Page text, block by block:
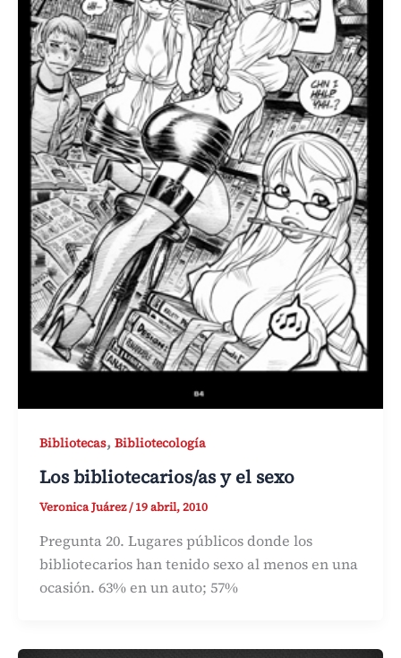
Bibliotecas, Bibliotecología
Los bibliotecarios/as y el sexo
Veronica Juárez/19 abril, 2010
Pregunta 20. Lugares públicos donde los
bibliotecarios han tenido sexo al menos en una
ocasión. 63% en un auto; 57%